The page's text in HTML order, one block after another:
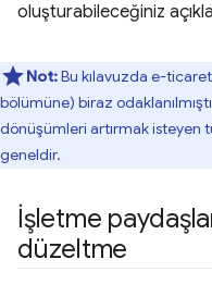
oluşturabileceğiniz
Not:Bu kılavuzda e-
bölümüne) biraz
dönüşümleri artırmak isteyen
geneldir.
İşletme
düzeltme